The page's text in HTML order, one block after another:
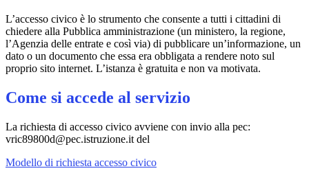
L’accesso civico è lo strumento che consente a tutti i cittadini di
chiedere alla Pubblica amministrazione (un ministero, la regione,
l’Agenzia delle entrate e così via) di pubblicare un’informazione, un
dato o un documento che essa era obbligata a rendere noto sul
proprio sito internet. L’istanza è gratuita e non va motivata.
Come si accede al servizio
La richiesta di accesso civico avviene con invio alla pec:
vric89800d@pec.istruzione.it del
Modello di richiesta accesso civico